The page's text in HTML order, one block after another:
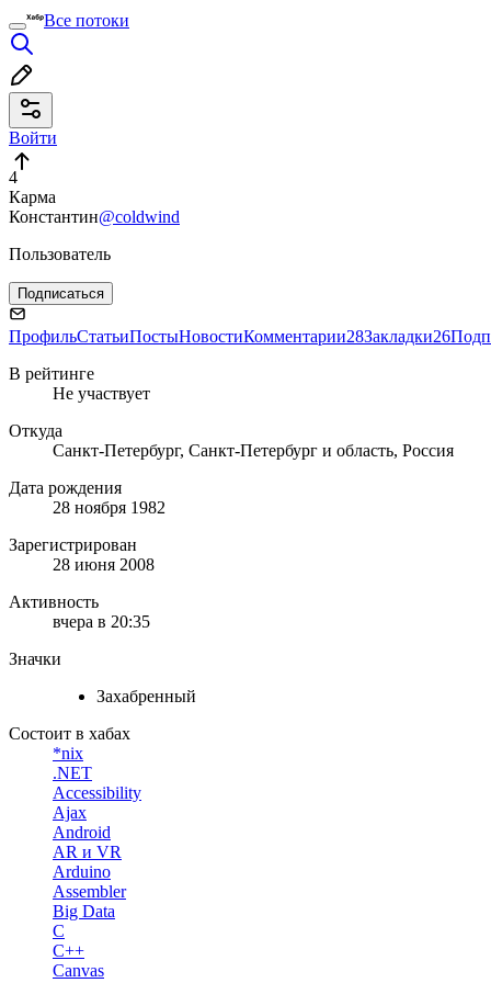
Все потоки
Войти
4
Карма
Константин@coldwind
Пользователь
Подписаться
ПрофильСтатьиПостыНовостиКомментарии28Закладки26
В рейтинге
Не участвует
Откуда
Санкт-Петербург, Санкт-Петербург и область, Россия
Дата рождения
28 ноября 1982
Зарегистрирован
28 июня 2008
Активность
вчера в 20:35
Значки
Захабренный
Состоит в хабах
*nix
.NET
Accessibility
Ajax
Android
AR и VR
Arduino
Assembler
Big Data
C
C++
Canvas